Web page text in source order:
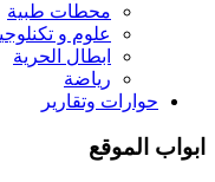
محطات طبية
علوم و
ابطال الحرية
رياضة
حوارات وتقارير
ابواب الموقع